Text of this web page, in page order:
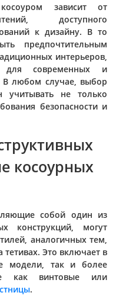
зависит от
доступного
к дизайну. В то
предпочтительным
интерьеров,
для современных и
В любом случае, выбор
учитывать не только
безопасности и
косоурных
собой один из
конструкций, могут
аналогичных тем,
тетивах. Это включает в
модели, так и более
как винтовые или
.